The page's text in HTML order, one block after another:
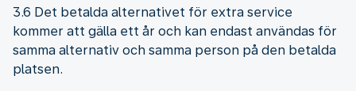
3.6 Det betalda alternativet för extra service
kommer att gälla ett år och kan endast användas för
samma alternativ och samma person på den betalda
platsen.